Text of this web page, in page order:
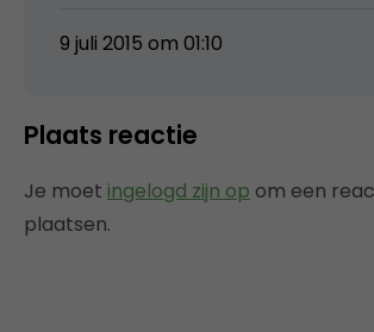
9 juli 2015 om 01:10
Plaats reactie
Je moet ingelogd zijn op om een
plaatsen.